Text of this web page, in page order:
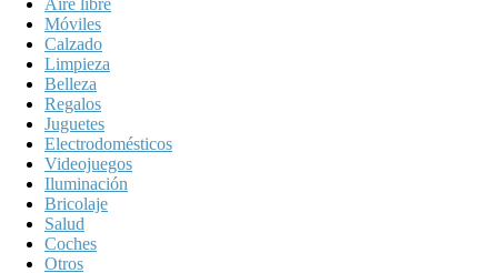
Aire libre
Móviles
Calzado
Limpieza
Belleza
Regalos
Juguetes
Electrodomésticos
Videojuegos
Iluminación
Bricolaje
Salud
Coches
Otros